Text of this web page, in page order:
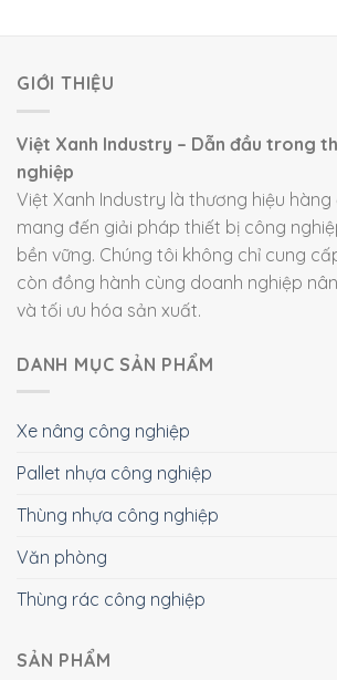
GIỚI THIỆU
Việt Xanh Industry – Dẫn đầu trong
nghiệp
Việt Xanh Industry là thương hiệu hàng
mang đến giải pháp thiết bị công
bền vững. Chúng tôi không chỉ cung
còn đồng hành cùng doanh nghiệp
và tối ưu hóa sản xuất.
DANH MỤC SẢN PHẨM
Xe nâng công nghiệp
Pallet nhựa công nghiệp
Thùng nhựa công nghiệp
Văn phòng
Thùng rác công nghiệp
SẢN PHẨM